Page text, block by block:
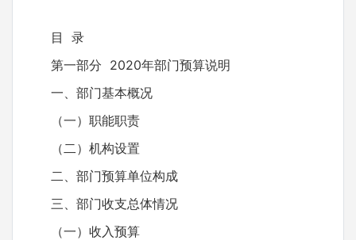
目 录
第一部分 2020年部门预算说明
一、部门基本概况
（一）职能职责
（二）机构设置
二、部门预算单位构成
三、部门收支总体情况
（一）收入预算